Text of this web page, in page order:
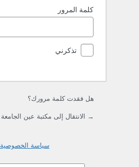
كلمة المرور
تذكرني
هل فقدت كلمة مرورك؟
→ الانتقال إلى مكتبة عين الجامعة
سياسة الخصوصية